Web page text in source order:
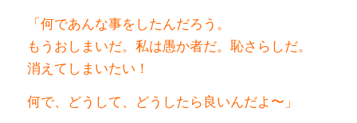
「何であんな事をしたんだろう。
もうおしまいだ。私は愚か者だ。恥さらしだ。
消えてしまいたい！
何で、どうして、どうしたら良いんだよ〜」